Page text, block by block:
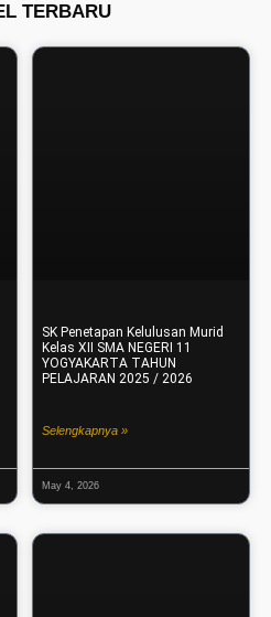
TERBARU
SK Penetapan Kelulusan Murid
Kelas XII SMA NEGERI 11
YOGYAKARTA TAHUN
PELAJARAN 2025 / 2026
Selengkapnya »
May 4, 2026